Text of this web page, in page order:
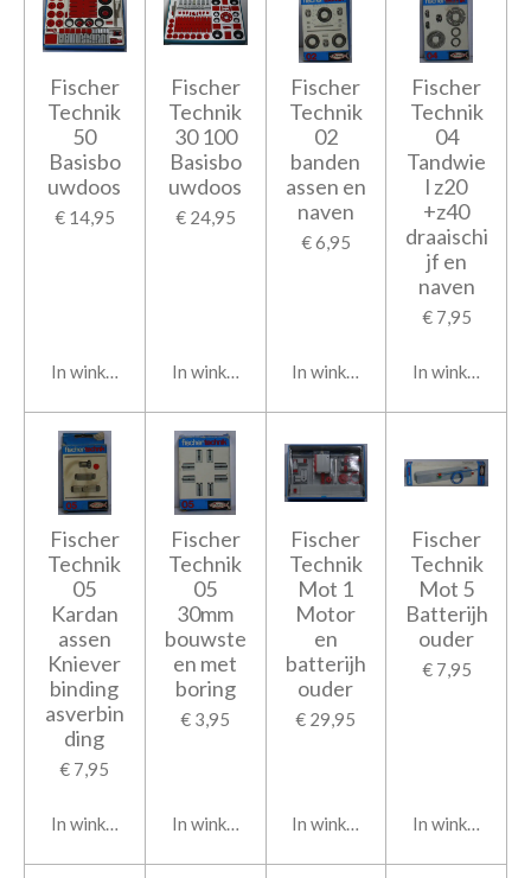
Fischer
Technik
50
Basisbo
uwdoos
€ 14,95
In winkelwagen
Fischer
Technik
30 100
Basisbo
uwdoos
€ 24,95
In winkelwagen
Fischer
Technik
02
banden
assen en
naven
€ 6,95
In winkelwagen
Fischer
Technik
04
Tandwie
l z20
+z40
draaischi
jf en
naven
€ 7,95
In
Fischer
Technik
05
Kardan
assen
Kniever
binding
asverbin
ding
€ 7,95
In winkelwagen
Fischer
Technik
05
30mm
bouwste
en met
boring
€ 3,95
In winkelwagen
Fischer
Technik
Mot 1
Motor
en
batterijh
ouder
€ 29,95
In winkelwagen
Fischer
Technik
Mot 5
Batterijh
ouder
€ 7,95
In